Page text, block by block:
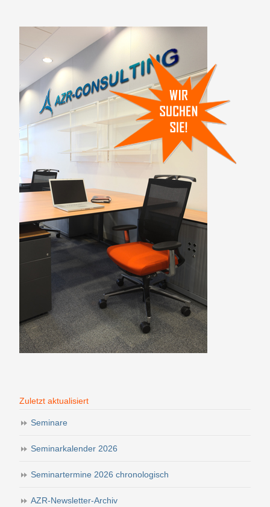
Zuletzt aktualisiert
Seminare
Seminarkalender 2026
Seminartermine 2026 chronologisch
AZR-Newsletter-Archiv